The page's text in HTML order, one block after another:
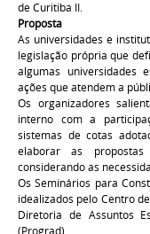
de Curitiba II.
Proposta
As universidades e
legislação própria que
algumas universidades
ações que atendem a
Os organizadores
interno com a
sistemas de cotas
elaborar as
considerando as
Os Seminários para
idealizados pelo Centro
Diretoria de Assuntos